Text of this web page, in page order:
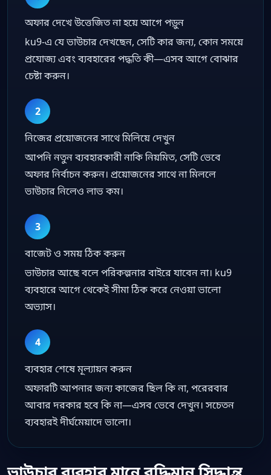
অফার দেখে উত্তেজিত না হয়ে আগে পড়ুন
ku9-এ যে ভাউচার দেখছেন, সেটি কার জন্য, কোন সময়ে
প্রযোজ্য এবং ব্যবহারের পদ্ধতি কী—এসব আগে বোঝার
চেষ্টা করুন।
2
নিজের প্রয়োজনের সাথে মিলিয়ে দেখুন
আপনি নতুন ব্যবহারকারী নাকি নিয়মিত, সেটি ভেবে
অফার নির্বাচন করুন। প্রয়োজনের সাথে না মিললে
ভাউচার নিলেও লাভ কম।
3
বাজেট ও সময় ঠিক করুন
ভাউচার আছে বলে পরিকল্পনার বাইরে যাবেন না। ku9
ব্যবহারে আগে থেকেই সীমা ঠিক করে নেওয়া ভালো
অভ্যাস।
4
ব্যবহার শেষে মূল্যায়ন করুন
অফারটি আপনার জন্য কাজের ছিল কি না, পরেরবার
আবার দরকার হবে কি না—এসব ভেবে দেখুন। সচেতন
ব্যবহারই দীর্ঘমেয়াদে ভালো।